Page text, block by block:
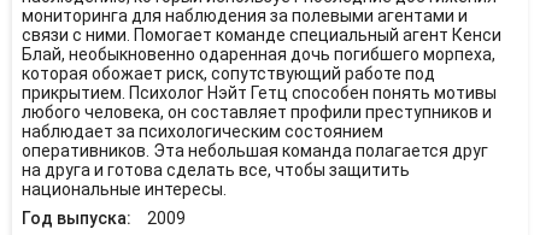
мониторинга для наблюдения за полевыми агентами и
связи с ними. Помогает команде специальный агент Кенси
Блай, необыкновенно одаренная дочь погибшего морпеха,
которая обожает риск, сопутствующий работе под
прикрытием. Психолог Нэйт Гетц способен понять мотивы
любого человека, он составляет профили преступников и
наблюдает за психологическим состоянием
оперативников. Эта небольшая команда полагается друг
на друга и готова сделать все, чтобы защитить
национальные интересы.
Год выпуска:
2009